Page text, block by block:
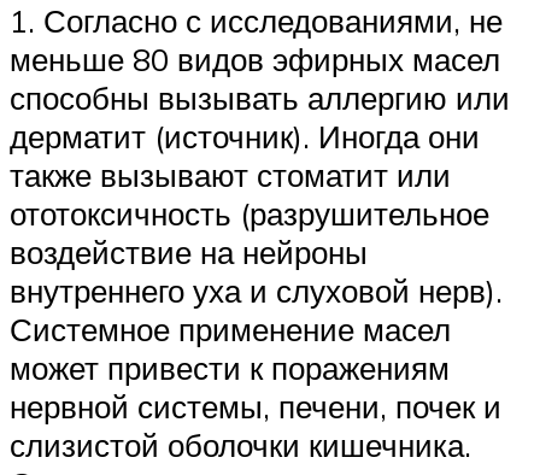
1. Согласно с исследованиями, не
меньше 80 видов эфирных масел
способны вызывать аллергию или
дерматит (источник). Иногда они
также вызывают стоматит или
ототоксичность (разрушительное
воздействие на нейроны
внутреннего уха и слуховой нерв).
Системное применение масел
может привести к поражениям
нервной системы, печени, почек и
слизистой оболочки кишечника.